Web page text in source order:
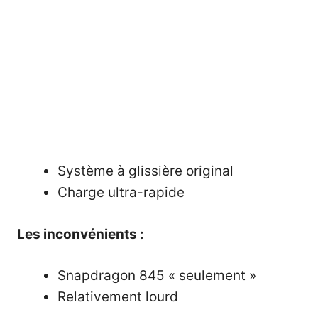
Système à glissière original
Charge ultra-rapide
Les inconvénients :
Snapdragon 845 « seulement »
Relativement lourd